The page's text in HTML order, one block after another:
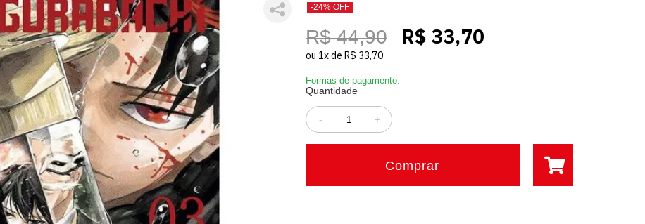
-24% OFF
R$ 44,90 R$ 33,70
ou 1xde R$ 33,70
Formas de pagamento:
Quantidade
+
-
Comprar